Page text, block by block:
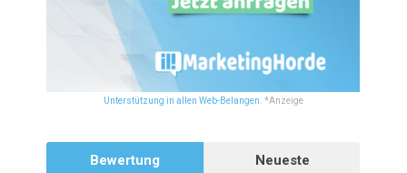
Unterstützung in allen Web-Belangen. *Anzeige
Bewertung
Neueste